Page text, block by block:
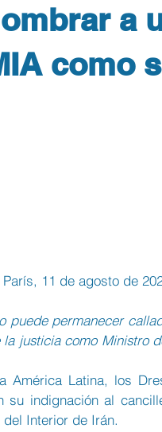
a
como
11 de agosto de
puede permanecer
justicia como Ministro
América Latina, los
su indignación al
Interior de Irán.